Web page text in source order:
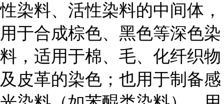
性染料、活性染料的中间体，
用于合成棕色、黑色等深色染
料，适用于棉、毛、化纤织物
及皮革的染色；也用于制备感